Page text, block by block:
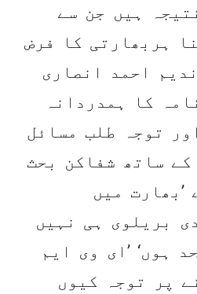
ہیں جن سے
ہربھارتی کا فرض
احمد انصاری
کا ہمدردانہ
توجہ طلب مسائل
کے ساتھ شفاکن بحث
’بھارت میں
بریلوی ہی نہیں
ہوں‘ ’ای وی ایم
پر توجہ کیوں